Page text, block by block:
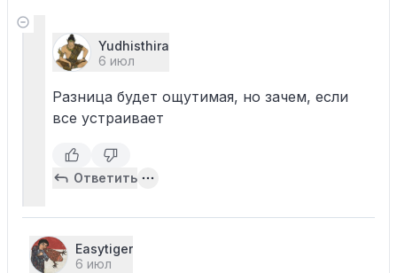
Yudhisthira
6 июл
Разница будет ощутимая, но зачем, если
все устраивает
Ответить
Easytiger
6 июл